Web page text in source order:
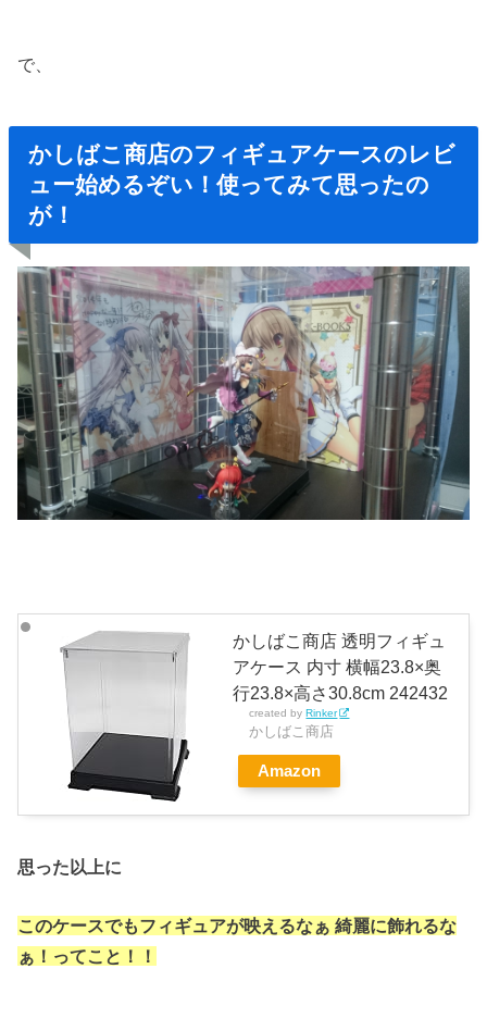
で、
かしばこ商店のフィギュアケースのレビ
ュー始めるぞい！使ってみて思ったの
が！
かしばこ商店 透明フィギュ
アケース 内寸 横幅23.8×奥
行23.8×高さ30.8cm 242432
created byRinker
かしばこ商店
Amazon
思った以上に
このケースでもフィギュアが映えるなぁ 綺麗に飾れるな
ぁ！ ってこと！！